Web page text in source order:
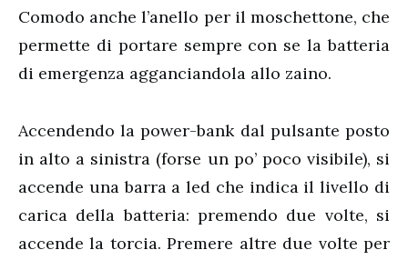
Comodo anche l’anello per il moschettone, che
permette di portare sempre con se la batteria
di emergenza agganciandola allo zaino.
Accendendo la power-bank dal pulsante posto
in alto a sinistra (forse un po’ poco visibile), si
accende una barra a led che indica il livello di
carica della batteria: premendo due volte, si
accende la torcia. Premere altre due volte per